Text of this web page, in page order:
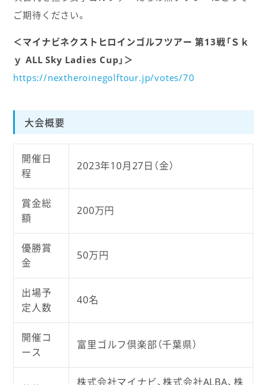
ご期待ください。
＜マイナビネクストヒロインゴルフツアー 第13戦「Ｓｋ
ｙ ALL Sky Ladies Cup」＞
https://nextheroinegolftour.jp/votes/70
大会概要
開催日
程
2023年10月27日（金）
賞金総
額
200万円
優勝賞
金
50万円
出場予
定人数
40名
開催コ
ース
富里ゴルフ倶楽部（千葉県）
株式会社マイナビ、株式会社ALBA、株